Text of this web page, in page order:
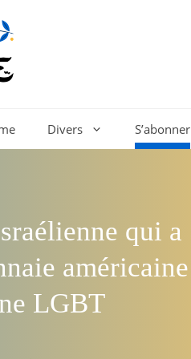
Divers S’abonner
qui a
américaine
LGBT